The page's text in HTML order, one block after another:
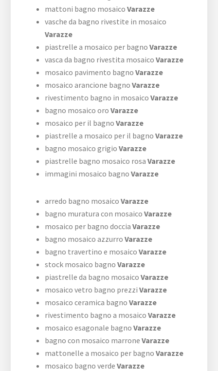
mattoni bagno mosaico Varazze
vasche da bagno rivestite in mosaico
Varazze
piastrelle a mosaico per bagno Varazze
vasca da bagno rivestita mosaico Varazze
mosaico pavimento bagno Varazze
mosaico arancione bagno Varazze
rivestimento bagno in mosaico Varazze
bagno mosaico oro Varazze
mosaico per il bagno Varazze
piastrelle a mosaico per il bagno Varazze
bagno mosaico grigio Varazze
piastrelle bagno mosaico rosa Varazze
immagini mosaico bagno Varazze
arredo bagno mosaico Varazze
bagno muratura con mosaico Varazze
mosaico per bagno doccia Varazze
bagno mosaico azzurro Varazze
bagno travertino e mosaico Varazze
stock mosaico bagno Varazze
piastrelle da bagno mosaico Varazze
mosaico vetro bagno prezzi Varazze
mosaico ceramica bagno Varazze
rivestimento bagno a mosaico Varazze
mosaico esagonale bagno Varazze
bagno con mosaico marrone Varazze
mattonelle a mosaico per bagno Varazze
mosaico bagno verde Varazze